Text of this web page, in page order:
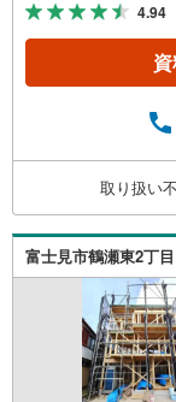
おります
3.自社グ
ォーム、
て、リフ
～19:00
5.お子様
オムツ替
ります。
る（無料
4.94
取り扱い
富士見市鶴瀬東2丁目